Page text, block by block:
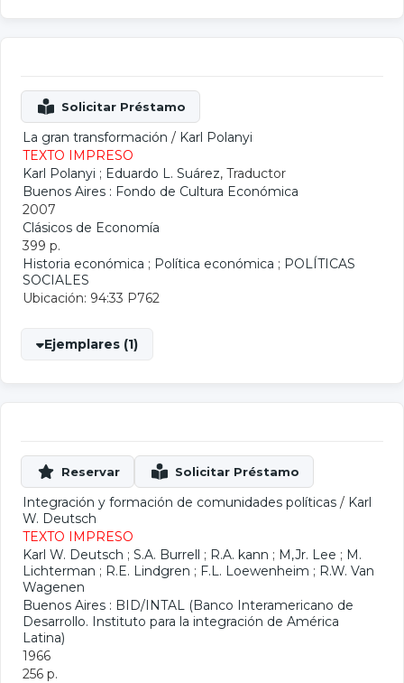
La gran transformación / Karl Polanyi
TEXTO IMPRESO
Karl Polanyi ; Eduardo L. Suárez, Traductor
Buenos Aires : Fondo de Cultura Económica
2007
Clásicos de Economía
399 p.
Historia económica ; Política económica ; POLÍTICAS
SOCIALES
Ubicación: 94:33 P762
Ejemplares (1)
Integración y formación de comunidades políticas / Karl
W. Deutsch
TEXTO IMPRESO
Karl W. Deutsch ; S.A. Burrell ; R.A. kann ; M,Jr. Lee ; M.
Lichterman ; R.E. Lindgren ; F.L. Loewenheim ; R.W. Van
Wagenen
Buenos Aires : BID/INTAL (Banco Interamericano de
Desarrollo. Instituto para la integración de América
Latina)
1966
256 p.